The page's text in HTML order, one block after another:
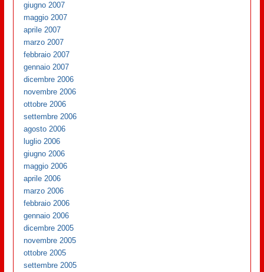
giugno 2007
maggio 2007
aprile 2007
marzo 2007
febbraio 2007
gennaio 2007
dicembre 2006
novembre 2006
ottobre 2006
settembre 2006
agosto 2006
luglio 2006
giugno 2006
maggio 2006
aprile 2006
marzo 2006
febbraio 2006
gennaio 2006
dicembre 2005
novembre 2005
ottobre 2005
settembre 2005